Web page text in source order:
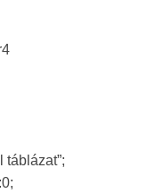
táblázat”;